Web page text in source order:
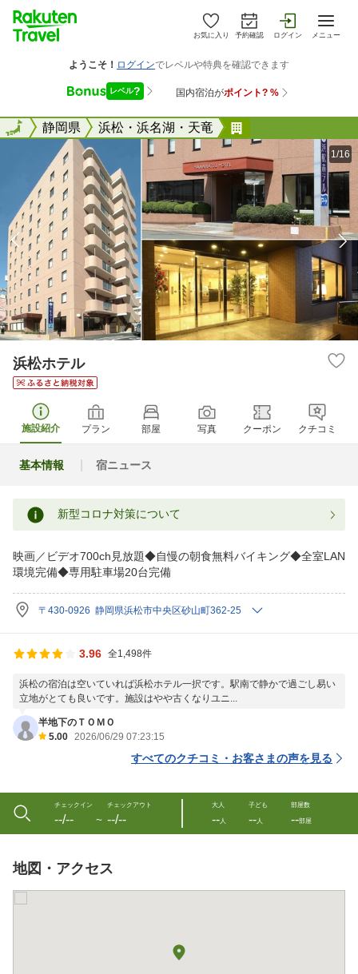
お気に入り 予約確認 ログイン メニュー
全国静岡県 浜松・浜名湖・天竜
全国
1/16
浜松ホテル
施設紹介 プラン 部屋 写真 クーポン クチコミ
基本情報 宿ニュース
新型コロナ対策について
映画／ビデオ700ch見放題◆自慢の朝食無料バイキング◆全室LAN
環境完備◆専用駐車場20台完備
〒430-0926 静岡県浜松市中央区砂山町362-25
3.96 全1,498件
浜松の宿泊は空いていれば浜松ホテル一択です。駅南で静かで過ごし易い
立地がとても良いです。施設はやや古くなりユニ...
半地下のＴＯＭＯ
5.00 2026/06/29 07:23:15
すべてのクチコミ・お客さまの声を見る
チェックイン
--/-- 〜
チェックアウト
--/--
大人
--人
子ども
--人
部屋数
--部屋
地図・アクセス